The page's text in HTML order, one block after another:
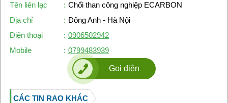
Tên liên lạc
: Chổi than công nghiệp ECARBON
Địa chỉ
: Đông Anh - Hà Nội
Điện thoại
: 0906502942
Mobile
: 0799483939
Gọi điện
CÁC TIN RAO KHÁC